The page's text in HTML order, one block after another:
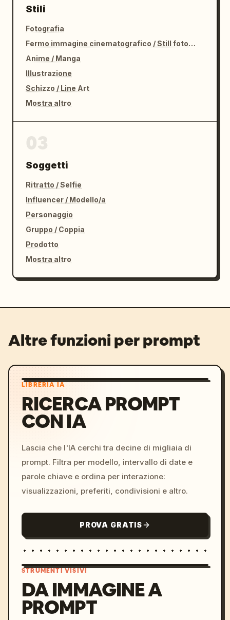
Stili
Fotografia
Fermo immagine cinematografico / Still fotografico
Anime / Manga
Illustrazione
Schizzo / Line Art
Mostra altro
Soggetti
Ritratto / Selfie
Influencer / Modello/a
Personaggio
Gruppo / Coppia
Prodotto
Mostra altro
Altre funzioni per prompt
LIBRERIA IA
RICERCA PROMPT
CON IA
Lascia che l'IA cerchi tra decine di migliaia di
prompt. Filtra per modello, intervallo di date e
parole chiave e ordina per interazione:
visualizzazioni, preferiti, condivisioni e altro.
PROVA GRATIS
STRUMENTI VISIVI
DA IMMAGINE A
PROMPT